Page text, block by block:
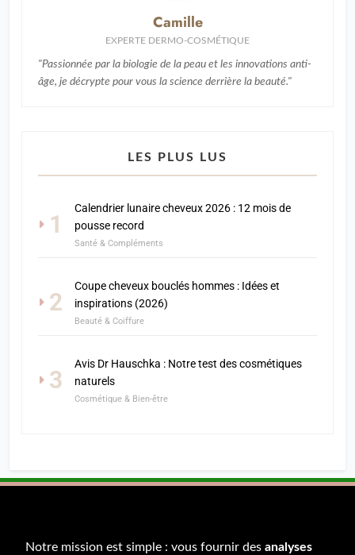
Camille
EXPERTE DERMO-COSMÉTIQUE
"Passionnée par la biologie de la peau et les innovations anti-
âge, je décrypte pour vous la science derrière la beauté."
LES PLUS LUS
1
Calendrier lunaire cheveux 2026 : 12 mois de
pousse record
Santé & Compléments
2
Coupe cheveux bouclés hommes : Idées et
inspirations (2026)
Beauté & Coiffure
3
Avis Dr Hauschka : Notre test des cosmétiques
naturels
Cosmétique & Bien-être
Notre mission est simple : vous fournir des analyses